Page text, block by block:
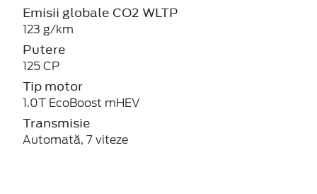
Emisii globale CO2 WLTP
123 g/km
Putere
125 CP
Tip motor
1.0T EcoBoost mHEV
Transmisie
Automată, 7 viteze